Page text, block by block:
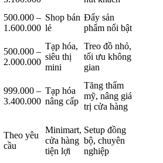
500.000 –
1.600.000
Shop bán
lẻ
Đẩy sản
phẩm nổi bật
500.000 –
2.000.000
Tạp hóa,
siêu thị
mini
Treo đồ nhỏ,
tối ưu không
gian
999.000 –
3.400.000
Tạp hóa
nâng cấp
Tăng thẩm
mỹ, nâng giá
trị cửa hàng
Theo yêu
cầu
Minimart,
cửa hàng
tiện lợi
Setup đồng
bộ, chuyên
nghiệp